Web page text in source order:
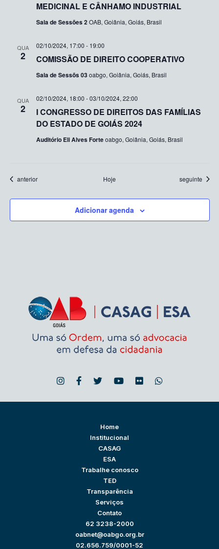
MEDICINAL E CÂNHAMO INDUSTRIAL
Sala de Sessões 2OAB, Goiânia, Goiás, Brasil
QUA
2 COMISSÃO DE DIREITO COOPERATIVO
02/10/2024, 17:00 - 19:00
Sala de Sessõs 03oabgo, Goiânia, Goiás, Brasil
QUA
2
I CONGRESSO DE DIREITOS DAS FAMÍLIAS
DO ESTADO DE GOIÁS 2024
02/10/2024, 18:00 -03/10/2024, 22:00
Auditório Eli Alves Forteoabgo, Goiânia, Goiás, Brasil
Eventos
anterior Hoje Eventos
seguinte
Adicionar agenda
Home
Institucional
CASAG
ESA
Trabalhe conosco
TED
Transparência
Serviços
Contato
62 3238-2000
oabnet@oabgo.org.br
02.656.759/0001-52